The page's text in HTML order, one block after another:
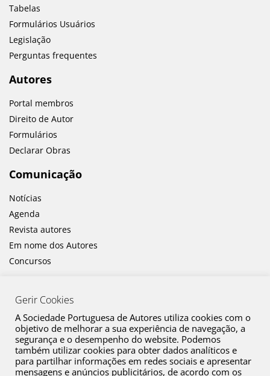
Tabelas
Formulários Usuários
Legislação
Perguntas frequentes
Autores
Portal membros
Direito de Autor
Formulários
Declarar Obras
Comunicação
Notícias
Agenda
Revista autores
Em nome dos Autores
Concursos
Canal de Denúncia
Plano de Prevenção de Riscos de Corrupção e Infrações Conexas
Gerir Cookies
A Sociedade Portuguesa de Autores utiliza cookies com o
objetivo de melhorar a sua experiência de navegação, a
segurança e o desempenho do website. Podemos
também utilizar cookies para obter dados analíticos e
para partilhar informações em redes sociais e apresentar
mensagens e anúncios publicitários, de acordo com os